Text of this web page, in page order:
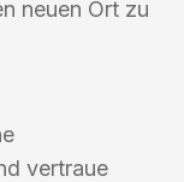
neuen Ort zu
vertraue